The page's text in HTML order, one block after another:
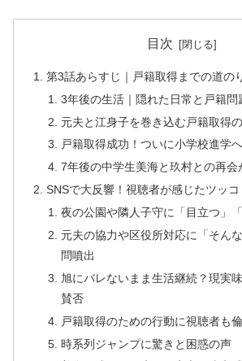
目次
第3話あらすじ｜戸籍取得までの道の
3年後の生活｜隠れた日常と戸籍問
元夫と江身子を巻き込む戸籍取得
戸籍取得成功！ついに小学校進学へ
7年後の中学生美海と玖村との再会
SNSで大反響！視聴者が感じたツッコ
夜の公園や隣人子守に「目立つ」
元夫の協力や区役所対応に「そん
問噴出
旭にバレないまま生活継続？現実
賛否
戸籍取得のための行動に視聴者も
時系列ジャンプに驚きと困惑の声